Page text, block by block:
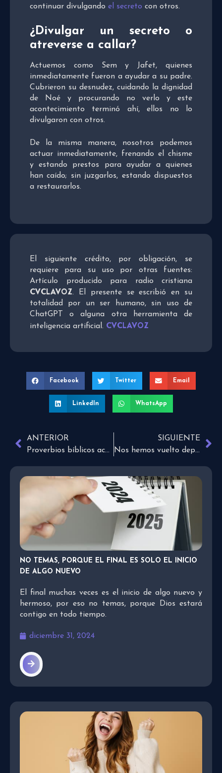
continuar divulgando el secreto con otros.
¿Divulgar un secreto o
atreverse a callar?
Actuemos como Sem y Jafet, quienes
inmediatamente fueron a ayudar a su padre.
Cubrieron su desnudez, cuidando la dignidad
de Noé y procurando no verlo y este
acontecimiento terminó ahí, ellos no lo
divulgaron con otros.
De la misma manera, nosotros podemos
actuar inmediatamente, frenando el chisme
y estando prestos para ayudar a quienes
han caído; sin juzgarlos, estando dispuestos
a restaurarlos.
El siguiente crédito, por obligación, se
requiere para su uso por otras fuentes:
Artículo producido para radio cristiana
CVCLAVOZ. El presente se escribió en su
totalidad por un ser humano, sin uso de
ChatGPT o alguna otra herramienta de
inteligencia artificial. CVCLAVOZ
Facebook Twitter Email
LinkedIn WhatsApp
ANTERIOR
Proverbios bíblicos acerca del trabajo
SIGUIENTE
Nos hemos vuelto dependientes del celular
NO TEMAS, PORQUE EL FINAL ES SOLO EL INICIO
DE ALGO NUEVO
El final muchas veces es el inicio de algo nuevo y
hermoso, por eso no temas, porque Dios estará
contigo en todo tiempo.
diciembre 31, 2024